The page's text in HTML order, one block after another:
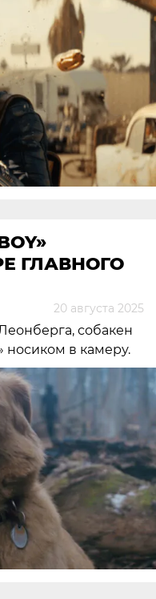
ГЛАВНОГО
20 августа 2025
собакен
носиком в камеру.